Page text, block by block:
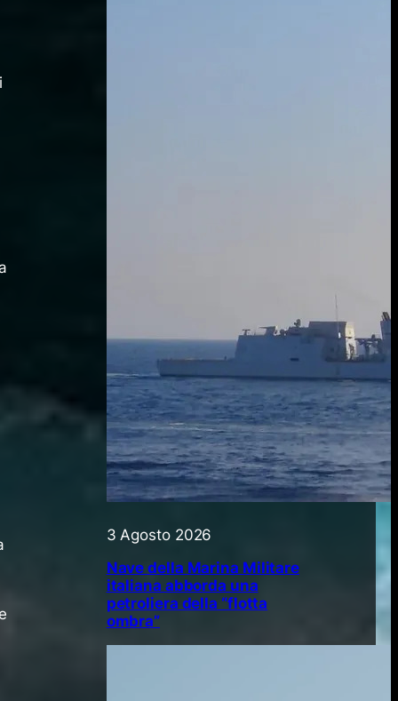
3 Agosto 2026
Nave della Marina Militare
italiana abborda una
petroliera della “flotta
ombra”